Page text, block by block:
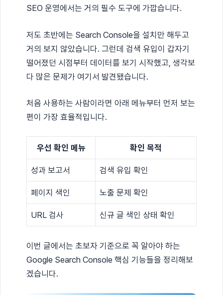
SEO 운영에서는 거의 필수 도구에 가깝습니다.
저도 초반에는 Search Console을 설치만 해두고
거의 보지 않았습니다. 그런데 검색 유입이 갑자기
떨어졌던 시점부터 데이터를 보기 시작했고, 생각보
다 많은 문제가 여기서 발견됐습니다.
처음 사용하는 사람이라면 아래 메뉴부터 먼저 보는
편이 가장 효율적입니다.
우선 확인 메뉴 확인 목적
성과 보고서 검색 유입 확인
페이지 색인 노출 문제 확인
URL 검사 신규 글 색인 상태 확인
이번 글에서는 초보자 기준으로 꼭 알아야 하는
Google Search Console 핵심 기능들을 정리해보
겠습니다.